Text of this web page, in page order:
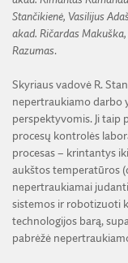
Stančikienė, Vasilijus
akad. Ričardas
Razumas.
Skyriaus vadovė R.
nepertraukiamo darbo
perspektyvomis. Ji taip
procesų kontrolės
procesas – krintantys
aukštos temperatūros
nepertraukiamai
sistemos ir robotizuoti
technologijos barą,
pabrėžė